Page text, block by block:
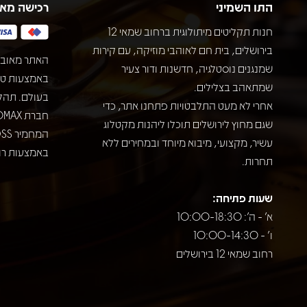
התו השמיני
חנות תקליטים מיתולוגית ברחוב שמאי 12
בירושלים, בית חם לאוהבי מוזיקה, עם קירות
שמנגנים נוסטלגיה, חדשנות ודור צעיר
שמתאהב בצלילים.
אחרי לא מעט התלבטויות פתחנו אתר, כדי
שגם מחוץ לירושלים תוכלו ליהנות מקטלוג
עשיר, מקצועי, מיבוא מיוחד ובמחירים ללא
תחרות.
שעות פתיחה:
א' - ה': 10:00-18:30
ו' - 10:00-14:30
רחוב שמאי 12 בירושלים
רכישה
האתר
בעולם.
באמצעות